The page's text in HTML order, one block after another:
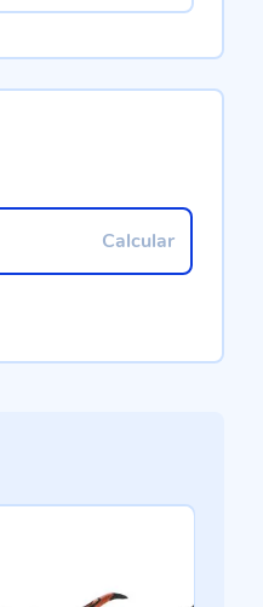
Calcular